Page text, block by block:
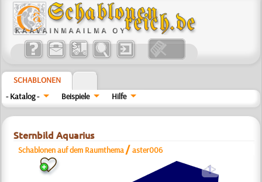
SCHABLONEN
- Katalog -
Beispiele Hilfe
Sternbild Aquarius
Schablonen auf dem Raumthema /aster006
a